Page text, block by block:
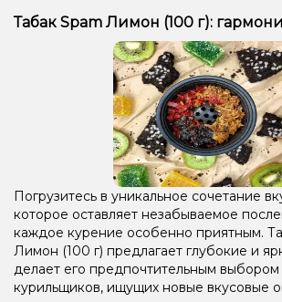
Табак Spam Лимон (100 г):
Погрузитесь в уникальное сочетание
которое оставляет незабываемое
каждое курение особенно приятным.
Лимон (100 г) предлагает глубокие и
делает его предпочтительным выбором
курильщиков, ищущих новые вкусовые